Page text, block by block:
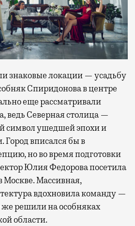
знаковые локации — усадьбу
Спиридонова в центре
еще рассматривали
ведь Северная столица —
символ ушедшей эпохи и
Город вписался бы в
но во время подготовки
Юлия Федорова посетила
Москве. Массивная,
вдохновила команду —
же решили на особняках
области.